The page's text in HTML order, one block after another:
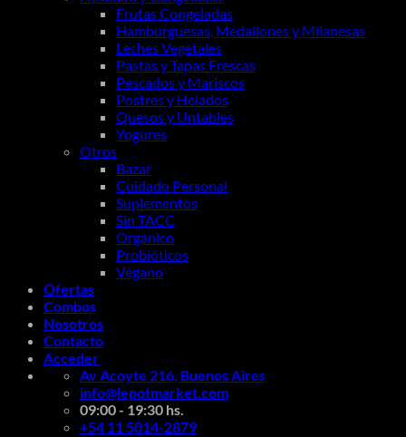
Frutas Congeladas
Hamburguesas, Medallones y Milanesas
Leches Vegetales
Pastas y Tapas Frescas
Pescados y Mariscos
Postres y Helados
Quesos y Untables
Yogures
Otros
Bazar
Cuidado Personal
Suplementos
Sin TACC
Orgánico
Probióticos
Vegano
Ofertas
Combos
Nosotros
Contacto
Acceder
Av Acoyte 216, Buenos Aires
info@lepotmarket.com
09:00 - 19:30 hs.
+54 11 5014-2879